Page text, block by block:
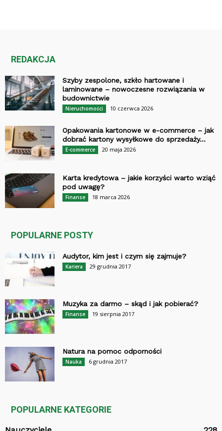
REDAKCJA
Szyby zespolone, szkło hartowane i
laminowane – nowoczesne rozwiązania w
budownictwie
Nieruchomości 10 czerwca 2026
Opakowania kartonowe w e-commerce – jak
dobrać kartony wysyłkowe do sprzedaży...
E-commerce 20 maja 2026
Karta kredytowa – jakie korzyści warto wziąć
pod uwagę?
Finanse 18 marca 2026
POPULARNE POSTY
Audytor, kim jest i czym się zajmuje?
Kariera 29 grudnia 2017
Muzyka za darmo – skąd i jak pobierać?
Finanse 19 sierpnia 2017
Natura na pomoc odporności
Nauka 6 grudnia 2017
POPULARNE KATEGORIE